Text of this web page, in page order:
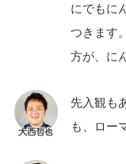
にでもに
つきます
方が、に
先入観も
も、ロー